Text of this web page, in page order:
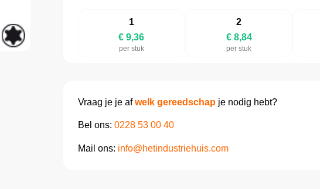
1
€ 9,36
per stuk
2
€ 8,84
per stuk
Vraag je je afwelk gereedschapje nodig hebt?
Bel ons: 0228 53 00 40
Mail ons: info@hetindustriehuis.com